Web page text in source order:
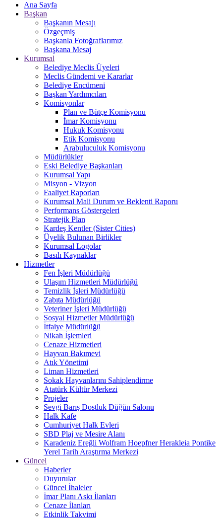
Ana Sayfa
Başkan
Başkanın Mesajı
Özgeçmiş
Başkanla Fotoğraflarımız
Başkana Mesaj
Kurumsal
Belediye Meclis Üyeleri
Meclis Gündemi ve Kararlar
Belediye Encümeni
Başkan Yardımcıları
Komisyonlar
Plan ve Bütçe Komisyonu
İmar Komisyonu
Hukuk Komisyonu
Etik Komisyonu
Arabuluculuk Komisyonu
Müdürlükler
Eski Belediye Başkanları
Kurumsal Yapı
Misyon - Vizyon
Faaliyet Raporları
Kurumsal Mali Durum ve Beklenti Raporu
Performans Göstergeleri
Stratejik Plan
Kardeş Kentler (Sister Cities)
Üyelik Bulunan Birlikler
Kurumsal Logolar
Basılı Kaynaklar
Hizmetler
Fen İşleri Müdürlüğü
Ulaşım Hizmetleri Müdürlüğü
Temizlik İşleri Müdürlüğü
Zabıta Müdürlüğü
Veteriner İşleri Müdürlüğü
Sosyal Hizmetler Müdürlüğü
İtfaiye Müdürlüğü
Nikah İşlemleri
Cenaze Hizmetleri
Hayvan Bakımevi
Atık Yönetimi
Liman Hizmetleri
Sokak Hayvanlarını Sahiplendirme
Atatürk Kültür Merkezi
Projeler
Sevgi Barış Dostluk Düğün Salonu
Halk Kafe
Cumhuriyet Halk Evleri
SBD Plaj ve Mesire Alanı
Karadeniz Ereğli Wolfram Hoepfner Herakleia Pontike
Yerel Tarih Araştırma Merkezi
Güncel
Haberler
Duyurular
Güncel İhaleler
İmar Planı Askı İlanları
Cenaze İlanları
Etkinlik Takvimi